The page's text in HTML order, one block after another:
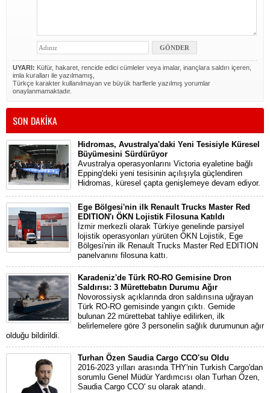
UYARI: Küfür, hakaret, rencide edici cümleler veya imalar, inançlara saldırı içeren,
imla kuralları ile yazılmamış,
Türkçe karakter kullanılmayan ve büyük harflerle yazılmış yorumlar
onaylanmamaktadır.
SON DAKİKA
Hidromas, Avustralya'daki Yeni Tesisiyle Küresel
Büyümesini Sürdürüyor
Avustralya operasyonlarını Victoria eyaletine bağlı
Epping'deki yeni tesisinin açılışıyla güçlendiren
Hidromas, küresel çapta genişlemeye devam ediyor.
Ege Bölgesi'nin ilk Renault Trucks Master Red
EDITION'ı ÖKN Lojistik Filosuna Katıldı
İzmir merkezli olarak Türkiye genelinde parsiyel
lojistik operasyonları yürüten ÖKN Lojistik, Ege
Bölgesi'nin ilk Renault Trucks Master Red EDITION
panelvanını filosuna kattı.
Karadeniz'de Türk RO-RO Gemisine Dron
Saldırısı: 3 Mürettebatın Durumu Ağır
Novorossiysk açıklarında dron saldırısına uğrayan
Türk RO-RO gemisinde yangın çıktı. Gemide
bulunan 22 mürettebat tahliye edilirken, ilk
belirlemelere göre 3 personelin sağlık durumunun ağır
olduğu bildirildi.
Turhan Özen Saudia Cargo CCO'su Oldu
2016-2023 yılları arasında THY'nin Turkish Cargo'dan
sorumlu Genel Müdür Yardımcısı olan Turhan Özen,
Saudia Cargo CCO' su olarak atandı.